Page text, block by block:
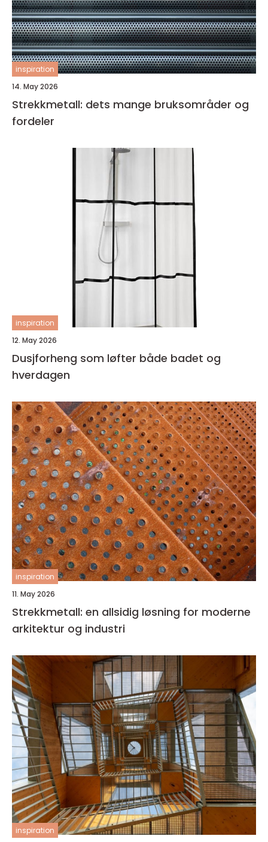
inspiration
14. May 2026
Strekkmetall: dets mange bruksområder og
fordeler
inspiration
12. May 2026
Dusjforheng som løfter både badet og
hverdagen
inspiration
11. May 2026
Strekkmetall: en allsidig løsning for moderne
arkitektur og industri
inspiration